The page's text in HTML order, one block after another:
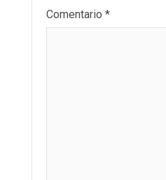
Comentario *